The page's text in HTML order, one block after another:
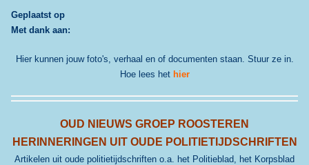
Geplaatst op
Met dank aan:
Hier kunnen jouw foto's, verhaal en of documenten staan. Stuur ze in.
Hoe lees het hier
OUD NIEUWS GROEP ROOSTEREN
HERINNERINGEN UIT OUDE POLITIETIJDSCHRIFTEN
Artikelen uit oude politietijdschriften o.a. het Politieblad, het Korpsblad